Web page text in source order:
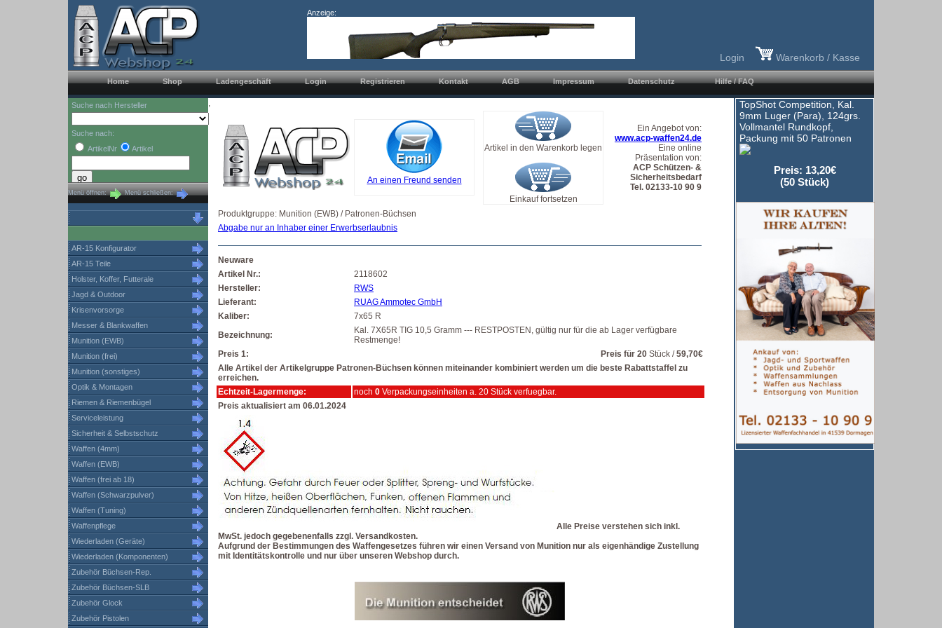
Anzeige:
Login Warenkorb / Kasse
Home Shop Ladengeschäft Login Registrieren Kontakt AGB Impressum Datenschutz Hilfe / FAQ
Suche nach Hersteller
Suche nach:
ArtikelNr
Artikel
Menü öffnen: Menü schließen:
AR-15 Konfigurator
AR-15 Teile
Holster, Koffer, Futterale
Jagd & Outdoor
Krisenvorsorge
Messer & Blankwaffen
Munition (EWB)
Munition (frei)
Munition (sonstiges)
Optik & Montagen
Riemen & Riemenbügel
Serviceleistung
Sicherheit & Selbstschutz
Waffen (4mm)
Waffen (EWB)
Waffen (frei ab 18)
Waffen (Schwarzpulver)
Waffen (Tuning)
Waffenpflege
Wiederladen (Geräte)
Wiederladen (Komponenten)
Zubehör Büchsen-Rep.
Zubehör Büchsen-SLB
Zubehör Glock
Zubehör Pistolen
,
An einen Freund senden
Artikel in den Warenkorb legen
Einkauf fortsetzen
Ein Angebot von:
www.acp-waffen24.de
Eine online
Präsentation von:
ACP Schützen- &
Sicherheitsbedarf
Tel. 02133-10 90 9
Produktgruppe: Munition (EWB) / Patronen-Büchsen
Abgabe nur an Inhaber einer Erwerbserlaubnis
Neuware
Artikel Nr.:
2118602
Hersteller:
RWS
Lieferant:
RUAG Ammotec GmbH
Kaliber:
7x65 R
Bezeichnung:
Kal. 7X65R TIG 10,5 Gramm --- RESTPOSTEN, gültig nur für die ab Lager verfügbare
Restmenge!
Preis 1:
Preis für 20 Stück /59,70€
Alle Artikel der Artikelgruppe Patronen-Büchsen können miteinander kombiniert werden um die beste Rabattstaffel zu
erreichen.
Echtzeit-Lagermenge:
noch 0 Verpackungseinheiten a. 20 Stück verfuegbar.
Preis aktualisiert am 06.01.2024
Alle Preise verstehen sich inkl.
MwSt. jedoch gegebenenfalls zzgl. Versandkosten.
Aufgrund der Bestimmungen des Waffengesetzes führen wir einen Versand von Munition nur als eigenhändige Zustellung
mit Identitätskontrolle und nur über unseren Webshop durch.
TopShot Competition, Kal.
9mm Luger (Para), 124grs.
Vollmantel Rundkopf,
Packung mit 50 Patronen
Preis: 13,20€
(50 Stück)